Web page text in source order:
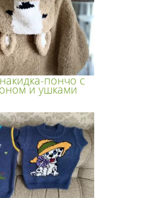
пончо с
и ушками